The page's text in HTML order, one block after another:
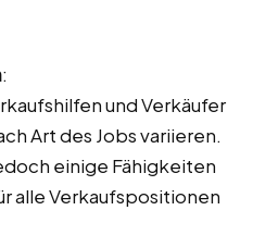
:
und Verkäufer
Art des Jobs variieren.
einige Fähigkeiten
alle Verkaufspositionen